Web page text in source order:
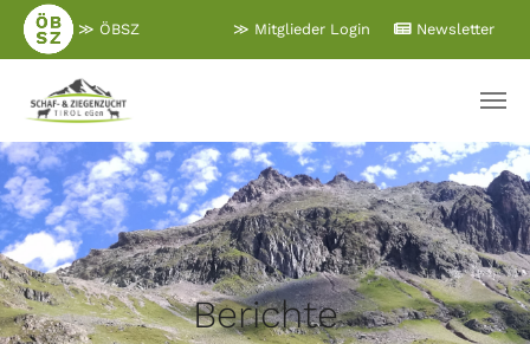
Zum
Hauptinhalt
≫ ÖBSZ Newsletter
≫ Mitglieder Login
Berichte